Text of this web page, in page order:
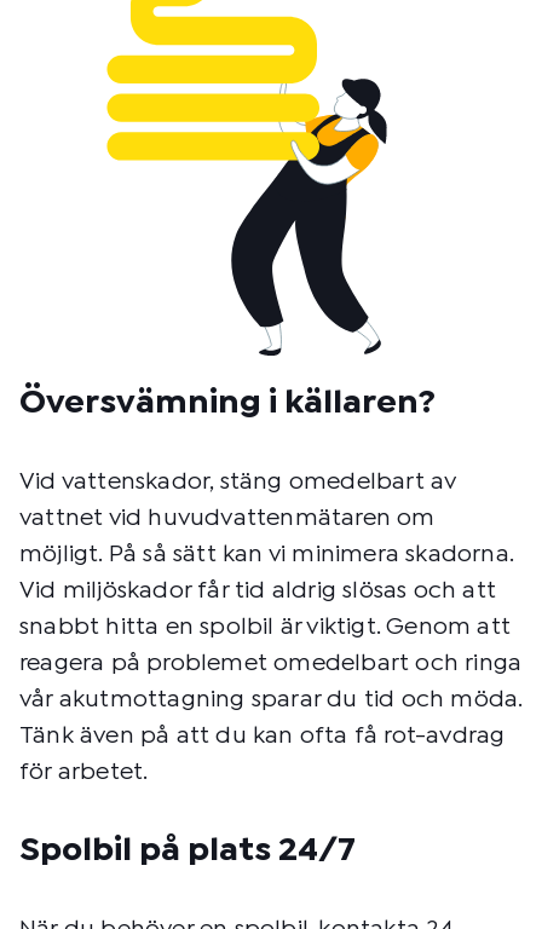
Översvämning i källaren?
Vid vattenskador, stäng omedelbart av
vattnet vid huvudvattenmätaren om
möjligt. På så sätt kan vi minimera skadorna.
Vid miljöskador får tid aldrig slösas och att
snabbt hitta en spolbil är viktigt. Genom att
reagera på problemet omedelbart och ringa
vår akutmottagning sparar du tid och möda.
Tänk även på att du kan ofta få rot-avdrag
för arbetet.
Spolbil på plats 24/7